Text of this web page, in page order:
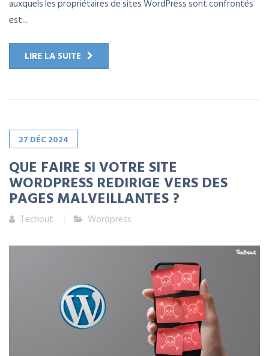
auxquels les propriétaires de sites WordPress sont confrontés
est...
LIRE LA SUITE
27 DÉC2024
QUE FAIRE SI VOTRE SITE
WORDPRESS REDIRIGE VERS DES
PAGES MALVEILLANTES ?
Techout Wordpress